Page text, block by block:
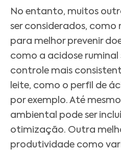
No entanto, muitos
ser considerados, como
para melhor prevenir
como a acidose ruminal
controle mais
leite, como o perfil de
por exemplo. Até
ambiental pode ser
otimização. Outra
produtividade como